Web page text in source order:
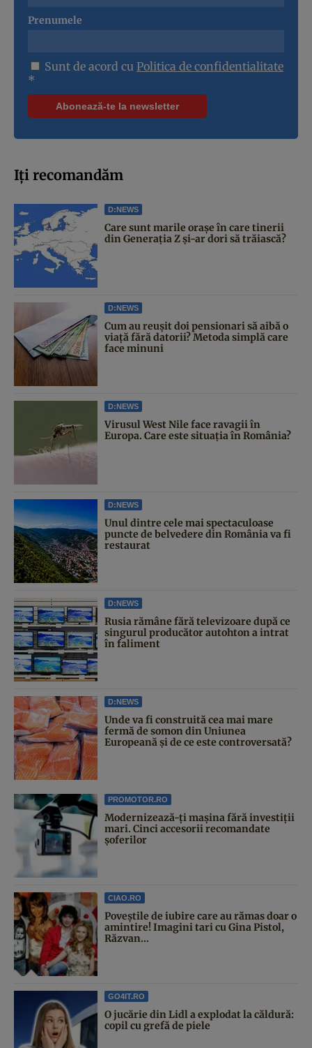
Prenumele
Sunt de acord cu Politica de confidentialitate
*
Iți recomandăm
D:NEWS
Care sunt marile orașe în care tinerii
din Generația Z și-ar dori să trăiască?
D:NEWS
Cum au reușit doi pensionari să aibă o
viață fără datorii? Metoda simplă care
face minuni
D:NEWS
Virusul West Nile face ravagii în
Europa. Care este situația în România?
D:NEWS
Unul dintre cele mai spectaculoase
puncte de belvedere din România va fi
restaurat
D:NEWS
Rusia rămâne fără televizoare după ce
singurul producător autohton a intrat
în faliment
D:NEWS
Unde va fi construită cea mai mare
fermă de somon din Uniunea
Europeană și de ce este controversată?
PROMOTOR.RO
Modernizează-ți mașina fără investiții
mari. Cinci accesorii recomandate
șoferilor
CIAO.RO
Poveştile de iubire care au rămas doar o
amintire! Imagini tari cu Gina Pistol,
Răzvan...
GO4IT.RO
O jucărie din Lidl a explodat la căldură:
copil cu grefă de piele